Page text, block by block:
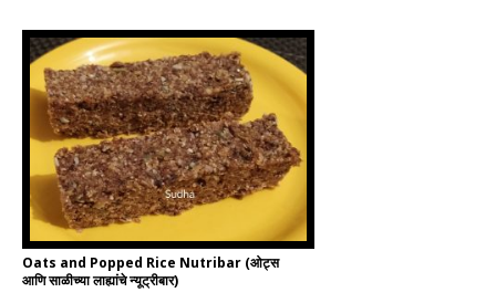
Oats and Popped Rice Nutribar (ओट्स
आणि साळीच्या लाह्यांचे न्यूट्रीबार)